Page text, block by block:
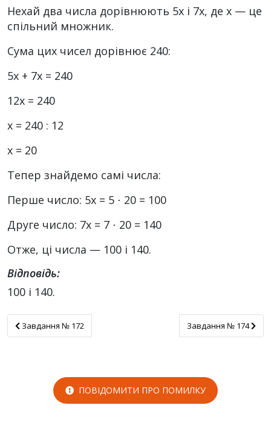
Нехай два числа дорівнюють 5x і 7x, де x — це
спільний множник.
Сума цих чисел дорівнює 240:
5x + 7x = 240
12x = 240
х = 240 : 12
х = 20
Тепер знайдемо самі числа:
Перше число: 5x = 5 ⋅ 20 = 100
Друге число: 7x = 7 ⋅ 20 = 140
Отже, ці числа — 100 і 140.
Відповідь:
100 і 140.
Завдання № 172
Завдання № 172 Завдання № 174
Завдання № 174
ПОВІДОМИТИ ПРО ПОМИЛКУ